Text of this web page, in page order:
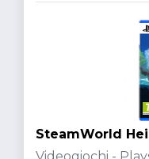
SteamWorld